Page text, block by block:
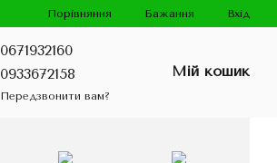
Порівняння Бажання Вхід
0671932160
0933672158
Передзвонити вам?
Мій кошик